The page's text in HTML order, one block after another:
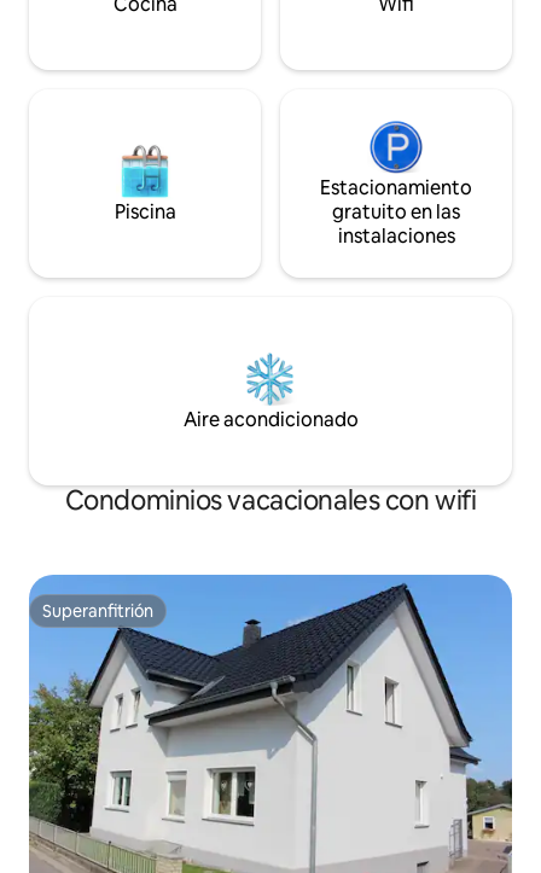
Piscina
Estacionamiento
gratuito en las
instalaciones
Aire acondicionado
Condominios vacacionales con wifi
Superanfitrión
Superanfitrión